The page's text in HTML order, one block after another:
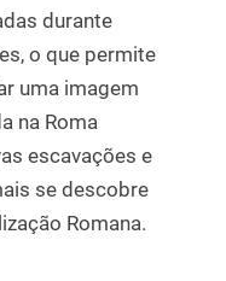
durante
o que permite
uma imagem
na Roma
escavações e
se descobre
Romana.